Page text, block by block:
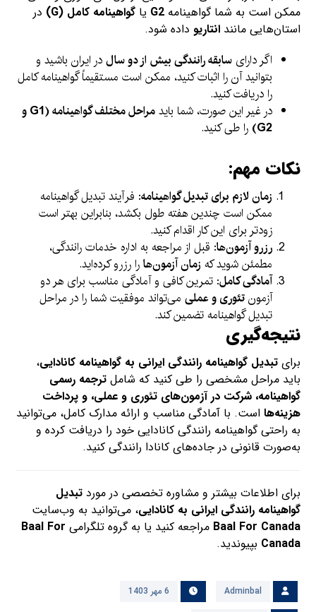
ممکن است به شما گواهینامهG2 یاگواهینامه کامل (G)
در
استان‌هایی مانندانتاریو داده شود.
اگر دارایسابقه رانندگی بیش از دو سالدر ایران باشید و
بتوانید آن را اثبات کنید، ممکن است مستقیماً گواهینامه کامل
را دریافت کنید.
در غیر این صورت، شما باید
مراحل مختلف گواهینامه (G1 و
G2) را طی کنید.
نکات مهم:
زمان لازم برای تبدیل گواهینامه: فرآیند تبدیل گواهینامه
ممکن است چندین هفته طول بکشد، بنابراین بهتر است
زودتر برای این کار اقدام کنید.
رزرو آزمون‌ها: قبل از مراجعه به اداره خدمات رانندگی،
مطمئن شوید که زمان آزمون‌هارا رزرو کرده‌اید.
آمادگی کامل: تمرین کافی و آمادگی مناسب برای هر دو
آزمونتئوری و عملی می‌تواند موفقیت شما را در مراحل
تبدیل گواهینامه تضمین کند.
نتیجه‌گیری
برایتبدیل گواهینامه رانندگی ایرانی به گواهینامه کانادایی،
باید مراحل مشخصی را طی کنید که شاملترجمه رسمی
گواهینامه، شرکت در آزمون‌های تئوری و عملی، و پرداخت
هزینه‌ها است. با آمادگی مناسب و ارائه مدارک کامل، می‌توانید
به راحتی گواهینامه رانندگی کانادایی خود را دریافت کرده و
به‌صورت قانونی در جاده‌های کانادا رانندگی کنید.
برای اطلاعات بیشتر و مشاوره تخصصی در موردتبدیل
گواهینامه رانندگی ایرانی به کانادایی، می‌توانید به وب‌سایت
Baal For Canada مراجعه کنید یا به گروه تلگرامی Baal For
Canada بپیوندید.
Adminbal 6 مهر 1403